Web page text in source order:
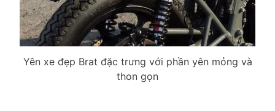
Yên xe đẹp Brat đặc trưng với phần yên mỏng và
thon gọn